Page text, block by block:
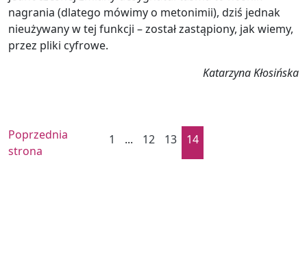
nagrania (dlatego mówimy o metonimii), dziś jednak
nieużywany w tej funkcji – został zastąpiony, jak wiemy,
przez pliki cyfrowe.
Katarzyna Kłosińska
Poprzednia
strona
1 ... 12 13 14